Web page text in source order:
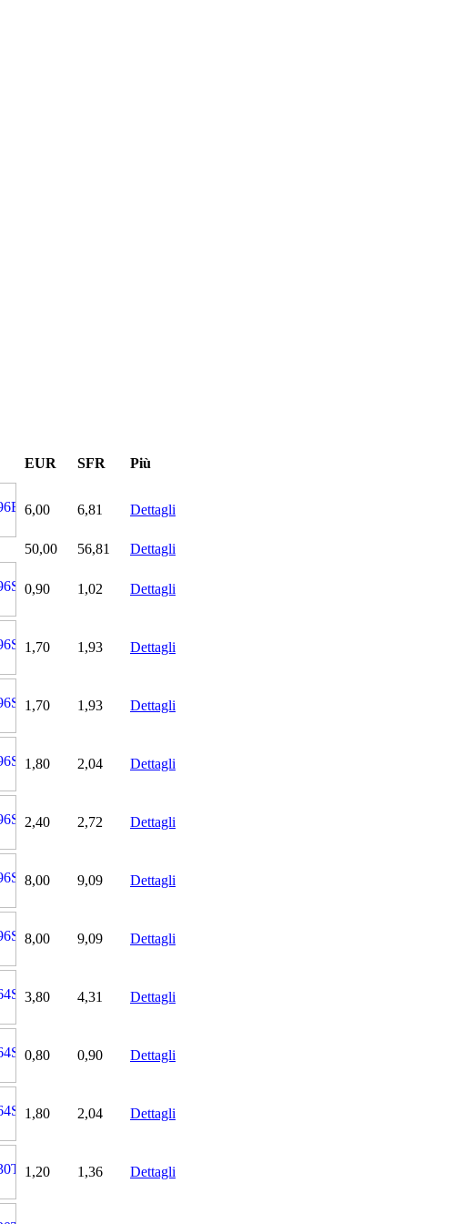
EUR SFR Più
6,00 6,81 Dettagli
50,00 56,81 Dettagli
0,90
1,02 Dettagli
1,70
1,93 Dettagli
1,70
1,93 Dettagli
1,80
2,04 Dettagli
2,40
2,72 Dettagli
8,00 9,09 Dettagli
8,00 9,09 Dettagli
3,80
4,31 Dettagli
0,80
0,90 Dettagli
1,80 2,04 Dettagli
1,20 1,36 Dettagli